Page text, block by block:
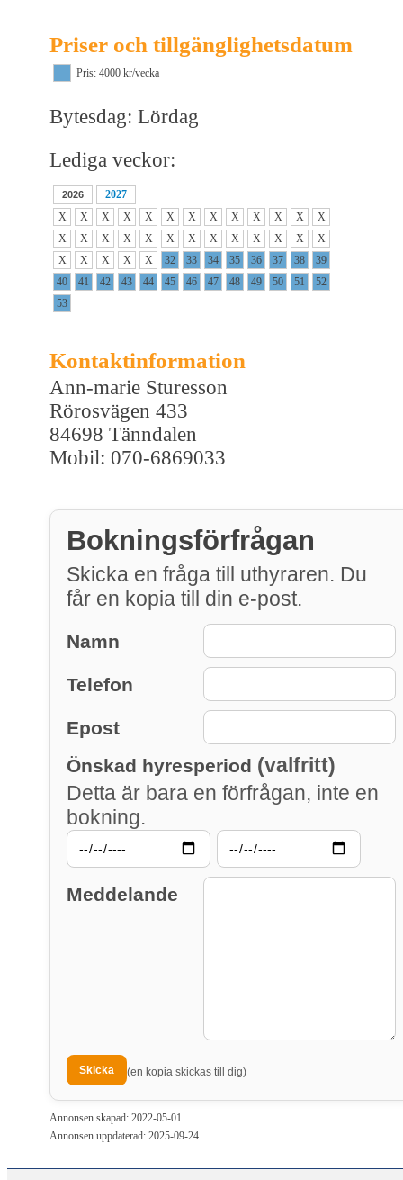
Priser och tillgänglighetsdatum
Pris: 4000 kr/vecka
Bytesdag: Lördag
Lediga veckor:
2026
2027
X
X X X X X X X X X X X
X
X
X X X X X X X X X X X
X
X
X X X X 32 33 34 35 36 37 38
39
40
41 42 43 44 45 46 47 48 49 50 51
52
53
Kontaktinformation
Ann-marie Sturesson
Rörosvägen 433
84698 Tänndalen
Mobil: 070-6869033
Bokningsförfrågan
Skicka en fråga till uthyraren. Du
får en kopia till din e-post.
Namn
Telefon
Epost
Önskad hyresperiod (valfritt)
Detta är bara en förfrågan, inte en
bokning.
–
Meddelande
(en kopia skickas till dig)
Annonsen skapad: 2022-05-01
Annonsen uppdaterad: 2025-09-24